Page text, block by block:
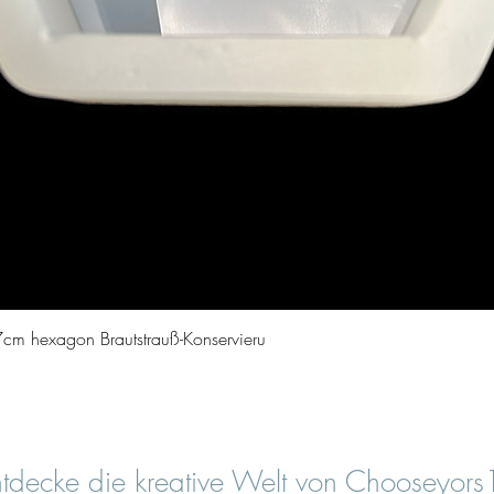
Quick View
hexagon Brautstrauß-Konservieru
die kreative Welt von